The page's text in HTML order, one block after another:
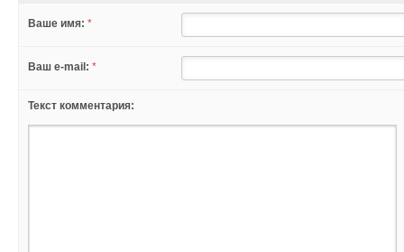
Ваше имя: *
Ваш e-mail: *
Текст комментария: